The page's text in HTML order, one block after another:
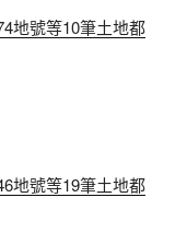
地號等10筆土地都
地號等19筆土地都